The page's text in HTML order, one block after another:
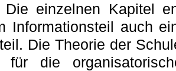
Die einzelnen Kapitel
Informationsteil auch
Die Theorie der
die